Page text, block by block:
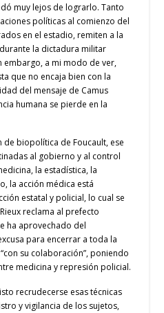
muy lejos de lograrlo. Tanto
políticas al comienzo del
en el estadio, remiten a la
la dictadura militar
embargo, a mi modo de ver,
que no encaja bien con la
del mensaje de Camus
humana se pierde en la
biopolítica de Foucault, ese
al gobierno y al control
la estadística, la
la acción médica está
estatal y policial, lo cual se
reclama al prefecto
ha aprovechado del
para encerrar a toda la
su colaboración”, poniendo
medicina y represión policial.
recrudecerse esas técnicas
y vigilancia de los sujetos,